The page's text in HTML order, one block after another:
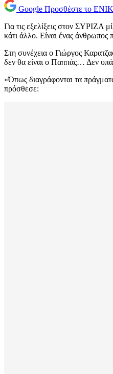
Google Προσθέστε το
Για τις εξελίξεις στον ΣΥΡΙΖΑ
κάτι άλλο. Είναι ένας άνθρωπος
Στη συνέχεια ο Γιώργος
δεν θα είναι ο Παππάς… Δεν
«Όπως διαγράφονται τα
πρόσθεσε: